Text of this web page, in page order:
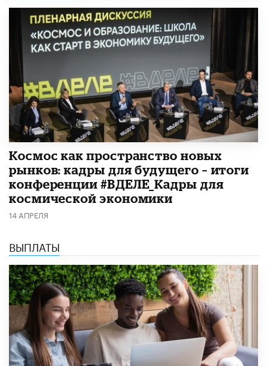
Космос как пространство новых
рынков: кадры для будущего – итоги
конференции #ВДЕЛЕ_Кадры для
космической экономики
14 АПРЕЛЯ
ВЫПЛАТЫ